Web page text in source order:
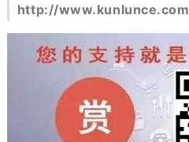
http://www.kunlunce.com